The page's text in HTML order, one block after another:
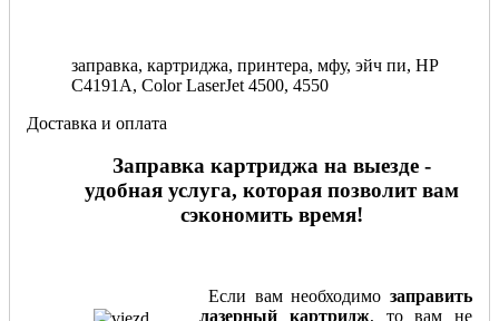
заправка, картриджа, принтера, мфу, эйч пи, HP
C4191A, Color LaserJet 4500, 4550
Доставка и оплата
Заправка картриджа на выезде -
удобная услуга, которая позволит вам
сэкономить время!
Если вам необходимо заправить
лазерный картридж, то вам не